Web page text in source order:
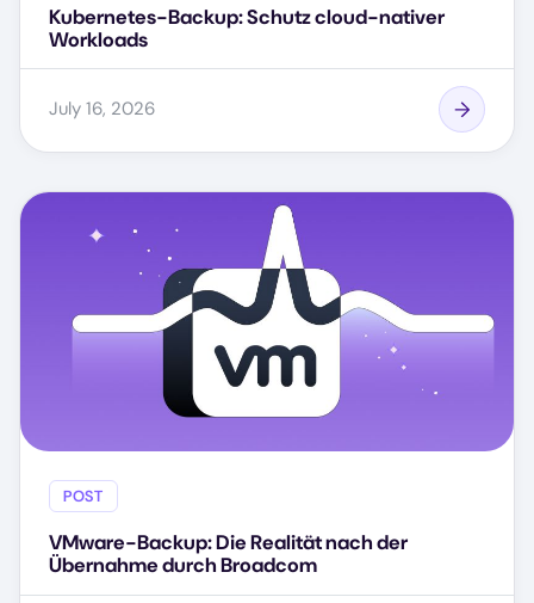
Kubernetes-Backup: Schutz cloud-nativer
Workloads
July 16, 2026
POST
VMware-Backup: Die Realität nach der
Übernahme durch Broadcom